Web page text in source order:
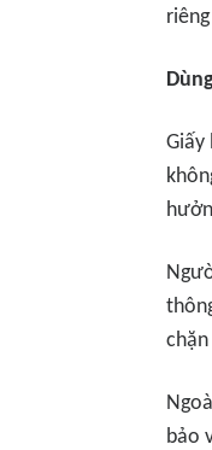
Giấy
bảo